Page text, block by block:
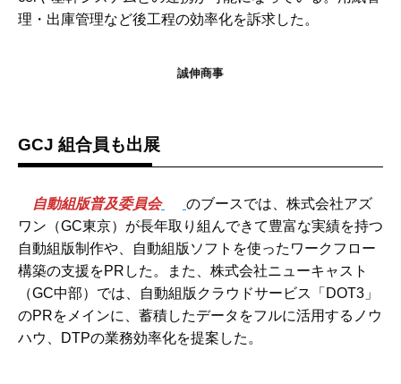
理・出庫管理など後工程の効率化を訴求した。
誠伸商事
GCJ 組合員も出展
自動組版普及委員会
のブースでは、株式会社アズ
ワン（GC東京）が長年取り組んできて豊富な実績を持つ
自動組版制作や、自動組版ソフトを使ったワークフロー
構築の支援をPRした。また、株式会社ニューキャスト
（GC中部）では、自動組版クラウドサービス「DOT3」
のPRをメインに、蓄積したデータをフルに活用するノウ
ハウ、DTPの業務効率化を提案した。